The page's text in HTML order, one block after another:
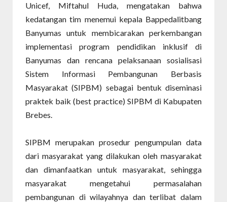
Unicef, Miftahul Huda, mengatakan bahwa
kedatangan tim menemui kepala Bappedalitbang
Banyumas untuk membicarakan perkembangan
implementasi program pendidikan inklusif di
Banyumas dan rencana pelaksanaan sosialisasi
Sistem Informasi Pembangunan Berbasis
Masyarakat (SIPBM) sebagai bentuk diseminasi
praktek baik (best practice) SIPBM di Kabupaten
Brebes.
SIPBM merupakan prosedur pengumpulan data
dari masyarakat yang dilakukan oleh masyarakat
dan dimanfaatkan untuk masyarakat, sehingga
masyarakat mengetahui permasalahan
pembangunan di wilayahnya dan terlibat dalam